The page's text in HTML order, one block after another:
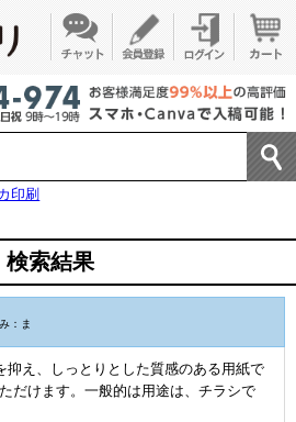
印刷
検索結果
：ま
抑え、しっとりとした質感のある用紙で
だけます。一般的は用途は、チラシで